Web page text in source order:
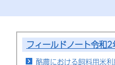
フィールドノート令和2
酪農における飼料用米